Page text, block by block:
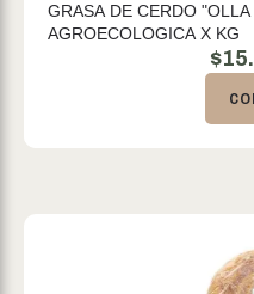
GRASA DE CERDO "OLLA
AGROECOLOGICA X KG
$